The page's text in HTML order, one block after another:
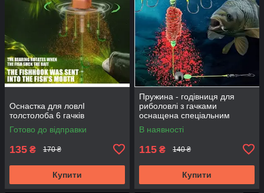
Оснастка для ловлІ
толстолоба 6 гачків
Готово до відправки
135 ₴ 170 ₴
Купити
Пружина - годівниця для
риболовлі з гачками
оснащена спеціальним
грузилом №7
В наявності
115 ₴ 140 ₴
Купити